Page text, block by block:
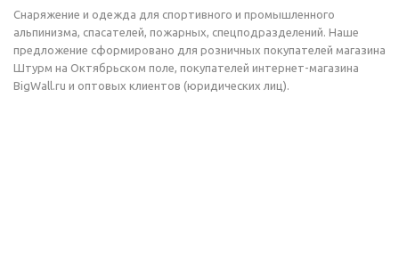
Снаряжение и одежда для спортивного и промышленного
альпинизма, спасателей, пожарных, спецподразделений. Наше
предложение сформировано для розничных покупателей магазина
Штурм на Октябрьском поле, покупателей интернет-магазина
BigWall.ru и оптовых клиентов (юридических лиц).